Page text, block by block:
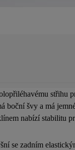
střihu
boční švy a má
nabízí stabilitu
se zadním